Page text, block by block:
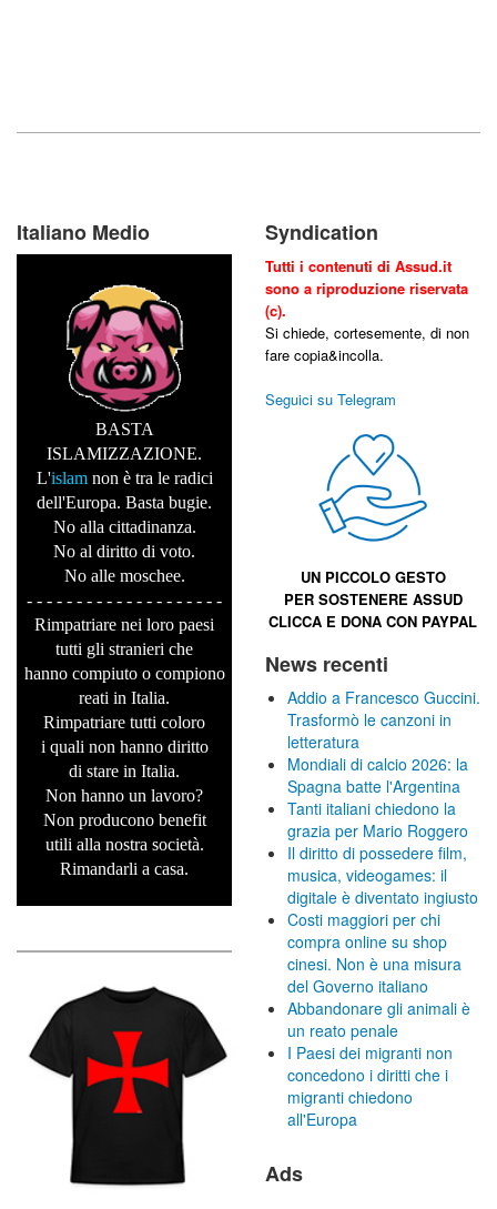
Italiano Medio
BASTA
ISLAMIZZAZIONE.
L'islam non è tra le radici
dell'Europa. Basta bugie.
No alla cittadinanza.
No al diritto di voto.
No alle moschee.
- - - - - - - - - - - - - - - - - - - -
Rimpatriare nei loro paesi
tutti gli stranieri che
hanno compiuto o compiono
reati in Italia.
Rimpatriare tutti coloro
i quali non hanno diritto
di stare in Italia.
Non hanno un lavoro?
Non producono benefit
utili alla nostra società.
Rimandarli a casa.
Syndication
Tutti i contenuti di Assud.it
sono a riproduzione riservata
(c).
Si chiede, cortesemente, di non
fare copia&incolla.
Seguici su Telegram
UN PICCOLO GESTO
PER SOSTENERE ASSUD
CLICCA E DONA CON PAYPAL
News recenti
Addio a Francesco Guccini.
Trasformò le canzoni in
letteratura
Mondiali di calcio 2026: la
Spagna batte l'Argentina
Tanti italiani chiedono la
grazia per Mario Roggero
Il diritto di possedere film,
musica, videogames: il
digitale è diventato ingiusto
Costi maggiori per chi
compra online su shop
cinesi. Non è una misura
del Governo italiano
Abbandonare gli animali è
un reato penale
I Paesi dei migranti non
concedono i diritti che i
migranti chiedono
all'Europa
Ads